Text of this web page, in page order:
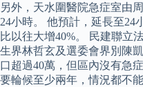
另外，天水圍醫院急症室由
24小時。 他預計，延長至24
比以往大增40%。 民建聯立
生界林哲玄及選委會界別陳
口超過40萬，但區內沒有急
要輪候至少兩年，情況都不